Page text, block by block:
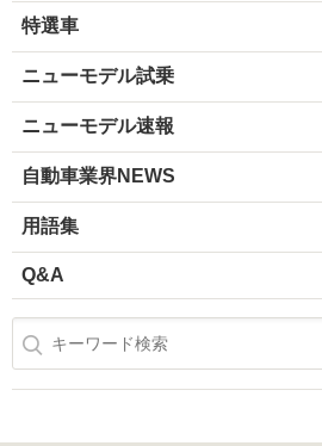
特選車
ニューモデル試乗
ニューモデル速報
自動車業界NEWS
用語集
Q&A